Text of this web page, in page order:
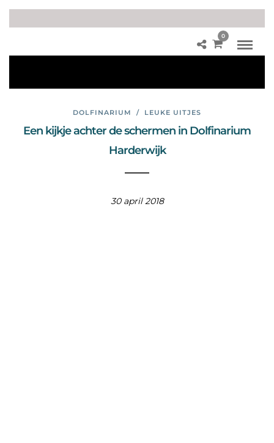
0
DOLFINARIUM / LEUKE UITJES
Een kijkje achter de schermen in Dolfinarium
Harderwijk
30 april 2018